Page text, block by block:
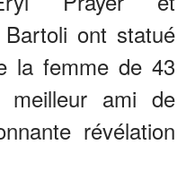
ont statué
la femme de 43
ami de
révélation